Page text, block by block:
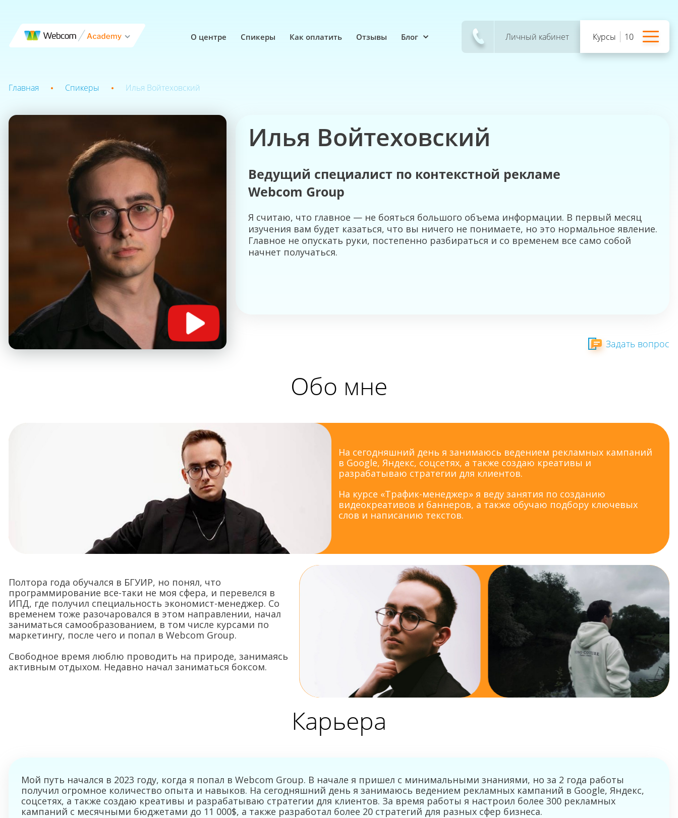
О центре Спикеры Как оплатить Отзывы Блог Личный кабинет Курсы 10
Главная Спикеры Илья Войтеховский
Илья Войтеховский
Ведущий специалист по контекстной рекламе
Webcom Group
Я считаю, что главное — не бояться большого объема информации. В первый месяц
изучения вам будет казаться, что вы ничего не понимаете, но это нормальное явление.
Главное не опускать руки, постепенно разбираться и со временем все само собой
начнет получаться.
Задать вопрос
Обо мне
На сегодняшний день я занимаюсь ведением рекламных кампаний
в Google, Яндекс, соцсетях, а также создаю креативы и
разрабатываю стратегии для клиентов.
На курсе «Трафик-менеджер» я веду занятия по созданию
видеокреативов и баннеров, а также обучаю подбору ключевых
слов и написанию текстов.
Полтора года обучался в БГУИР, но понял, что
программирование все-таки не моя сфера, и перевелся в
ИПД, где получил специальность экономист-менеджер. Со
временем тоже разочаровался в этом направлении, начал
заниматься самообразованием, в том числе курсами по
маркетингу, после чего и попал в Webcom Group.
Свободное время люблю проводить на природе, занимаясь
активным отдыхом. Недавно начал заниматься боксом.
Карьера
Мой путь начался в 2023 году, когда я попал в Webcom Group. В начале я пришел с минимальными знаниями, но за 2 года работы
получил огромное количество опыта и навыков. На сегодняшний день я занимаюсь ведением рекламных кампаний в Google, Яндекс,
соцсетях, а также создаю креативы и разрабатываю стратегии для клиентов. За время работы я настроил более 300 рекламных
кампаний с месячными бюджетами до 11 000$, а также разработал более 20 стратегий для разных сфер бизнеса.